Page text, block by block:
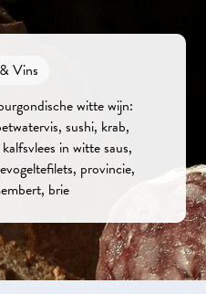
Vins
witte wijn:
sushi, krab,
in witte saus,
provincie,
brie